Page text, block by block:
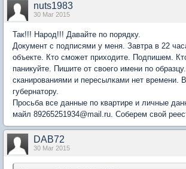
nuts1983
30 Mar 2015
Так!!! Народ!!! Давайте по порядку.
Документ с подписями у меня. Завтра в 22
объекте. Кто сможет приходите. Подпишем.
паникуйте. Пишите от своего имени по
сканированиями и пересылками нет времени.
губернатору.
Просьба все данные по квартире и личные
майл 89265251934@mail.ru. Соберем свой
DAB72
30 Mar 2015